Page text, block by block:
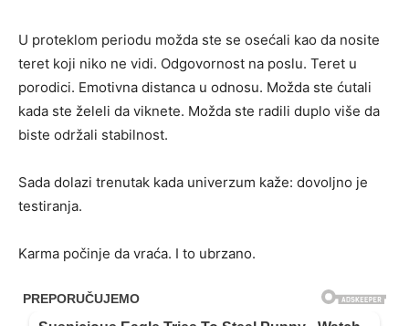
U proteklom periodu možda ste se osećali kao da nosite
teret koji niko ne vidi. Odgovornost na poslu. Teret u
porodici. Emotivna distanca u odnosu. Možda ste ćutali
kada ste želeli da viknete. Možda ste radili duplo više da
biste održali stabilnost.
Sada dolazi trenutak kada univerzum kaže: dovoljno je
testiranja.
Karma počinje da vraća. I to ubrzano.